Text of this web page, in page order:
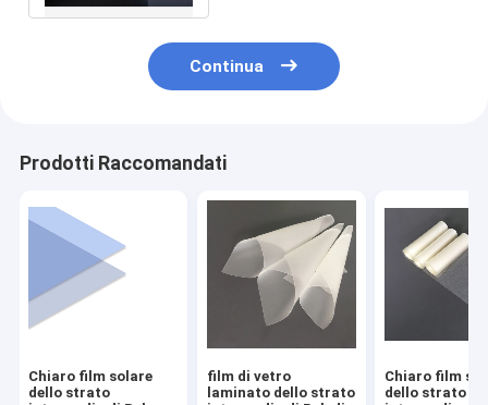
Continua
Prodotti Raccomandati
Chiaro film solare
dello strato
film di vetro
laminato dello strato
Chiaro film
dello strato